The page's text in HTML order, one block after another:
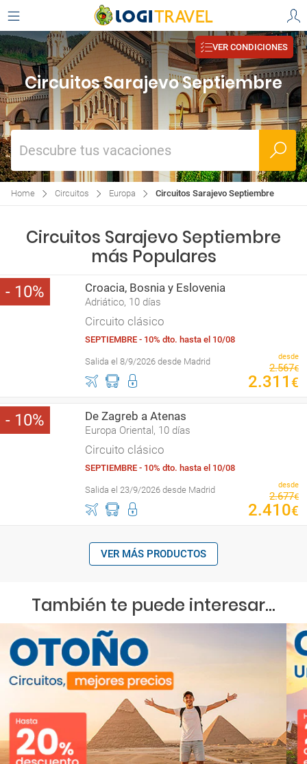
VER CONDICIONES
Circuitos Sarajevo Septiembre
Descubre tus vacaciones
Home Circuitos Europa Circuitos Sarajevo Septiembre
Circuitos Sarajevo Septiembre
más Populares
10 Croacia, Bosnia y Eslovenia
Adriático, 10 días
Circuito clásico
SEPTIEMBRE - 10% dto. hasta el 10/08
Salida el 8/9/2026 desde Madrid desde
2.567€
2.311 €
10 De Zagreb a Atenas
Europa Oriental, 10 días
Circuito clásico
SEPTIEMBRE - 10% dto. hasta el 10/08
Salida el 23/9/2026 desde Madrid desde
2.677€
2.410€
VER MÁS PRODUCTOS
También te puede interesar...